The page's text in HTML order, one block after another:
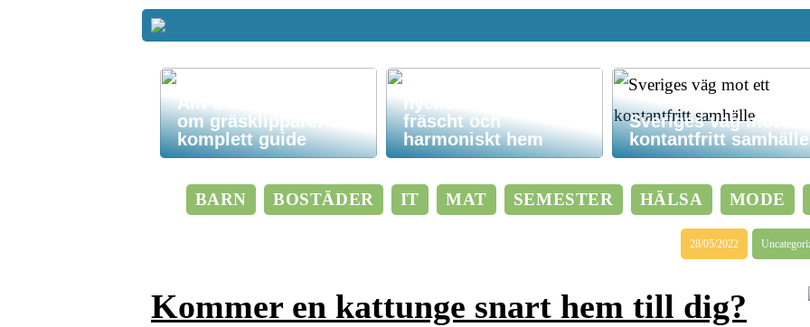
Allt du behöver veta
om gräsklippare: En
komplett guide
nyckeln till ett
fräscht och
harmoniskt hem
Sveriges väg mot ett
kontantfritt samhälle
BARN BOSTÄDER IT MAT SEMESTER HÄLSA MODE
28/05/2022
Kommer en kattunge snart hem till dig?